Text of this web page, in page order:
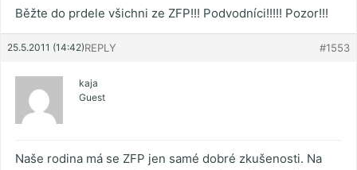
Běžte do prdele všichni ze ZFP!!! Podvodníci!!!!! Pozor!!!
25.5.2011 (14:42) #1553
REPLY
kaja
Guest
Naše rodina má se ZFP jen samé dobré zkušenosti. Na